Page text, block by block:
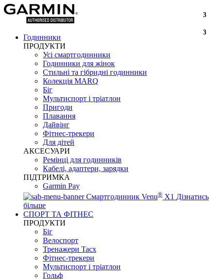
Годинники
ПРОДУКТИ
Усі смартгодинники
Годинники для жінок
Стильні та гібридні годинники
Колекція MARQ
Біг
Мультиспорт і тріатлон
Пригоди
Плавання
Дайвінг
Фітнес-трекери
Для дітей
АКСЕСУАРИ
Ремінці для годинників
Кабелі, адаптери, зарядки
ПІДТРИМКА
Garmin Pay
Смартгодинник Venu® X1 Дізнатись
більше
СПОРТ ТА ФІТНЕС
ПРОДУКТИ
Біг
Велоспорт
Тренажери Tacx
Фітнес-трекери
Мультиспорт і тріатлон
Гольф
3
3